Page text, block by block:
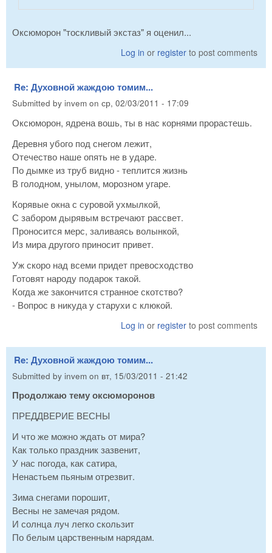
Оксюморон "тоскливый экстаз" я оценил...
Log in or register to post comments
Re: Духовной жаждою томим...
Submitted by invem on ср, 02/03/2011 - 17:09
Оксюморон, ядрена вошь, ты в нас корнями прорастешь.
Деревня убого под снегом лежит,
Отечество наше опять не в ударе.
По дымке из труб видно - теплится жизнь
В голодном, унылом, морозном угаре.
Корявые окна с суровой ухмылкой,
С забором дырявым встречают рассвет.
Проносится мерс, заливаясь волынкой,
Из мира другого приносит привет.
Уж скоро над всеми придет превосходство
Готовят народу подарок такой.
Когда же закончится странное скотство?
- Вопрос в никуда у старухи с клюкой.
Log in or register to post comments
Re: Духовной жаждою томим...
Submitted by invem on вт, 15/03/2011 - 21:42
Продолжаю тему оксюморонов
ПРЕДДВЕРИЕ ВЕСНЫ
И что же можно ждать от мира?
Как только праздник зазвенит,
У нас погода, как сатира,
Ненастьем пьяным отрезвит.
Зима снегами порошит,
Весны не замечая рядом.
И солнца луч легко скользит
По белым царственным нарядам.